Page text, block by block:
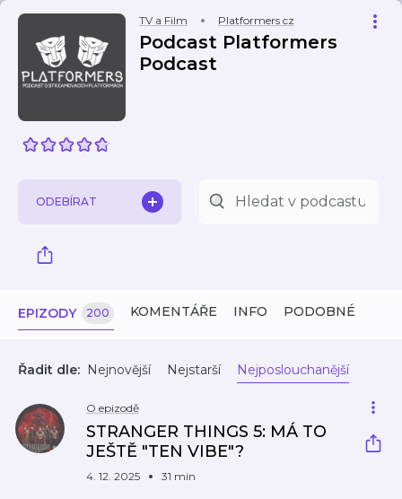
TV a Film Platformers cz
Podcast Platformers
Podcast
ODEBÍRAT
EPIZODY 200 KOMENTÁŘE INFO PODOBNÉ
Řadit dle: Nejnovější Nejstarší Nejposlouchanější
O epizodě
STRANGER THINGS 5: MÁ TO
JEŠTĚ "TEN VIBE"?
4. 12. 2025 31 min